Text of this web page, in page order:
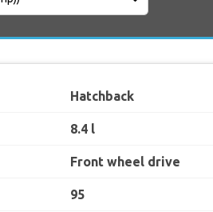
Hatchback
8.4 l
Front wheel drive
95